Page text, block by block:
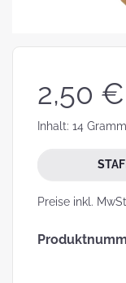
2,50
Inhalt: 14 Gramm
Preise inkl.